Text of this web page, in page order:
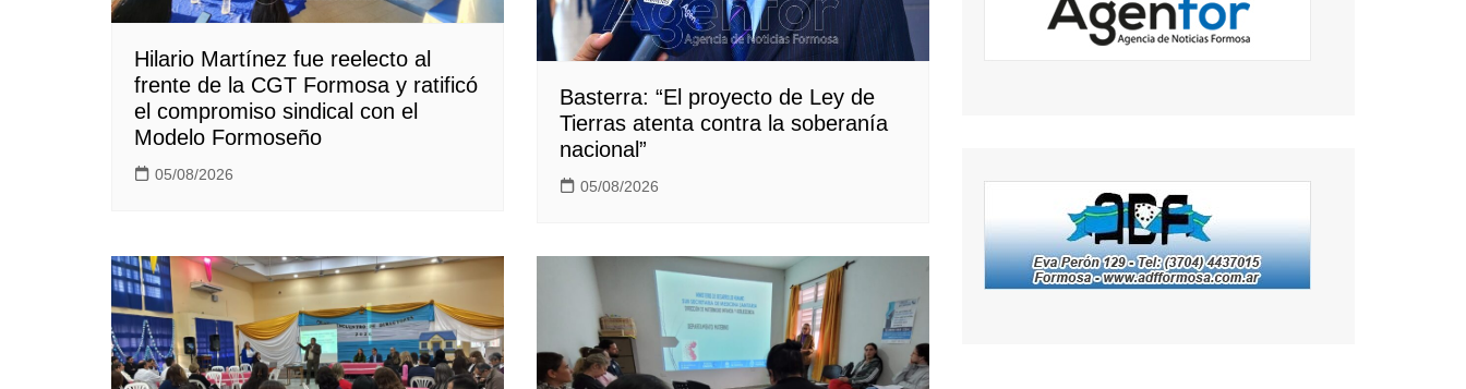
Hilario Martínez fue reelecto al
frente de la CGT Formosa y ratificó
el compromiso sindical con el
Modelo Formoseño
05/08/2026
Basterra: “El proyecto de Ley de
Tierras atenta contra la soberanía
nacional”
05/08/2026